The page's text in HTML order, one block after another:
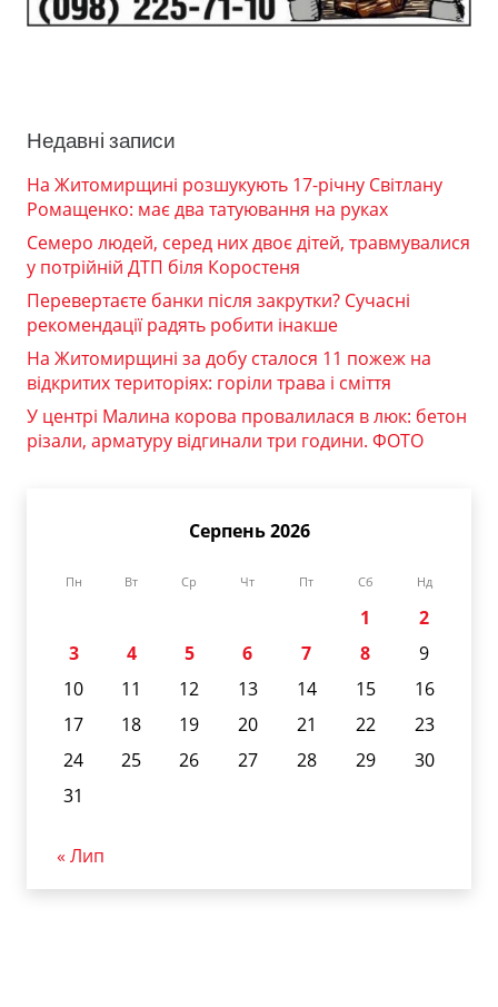
Недавні записи
На Житомирщині розшукують 17-річну Світлану
Ромащенко: має два татуювання на руках
Семеро людей, серед них двоє дітей, травмувалися
у потрійній ДТП біля Коростеня
Перевертаєте банки після закрутки? Сучасні
рекомендації радять робити інакше
На Житомирщині за добу сталося 11 пожеж на
відкритих територіях: горіли трава і сміття
У центрі Малина корова провалилася в люк: бетон
різали, арматуру відгинали три години. ФОТО
Серпень 2026
Пн Вт Ср Чт Пт Сб Нд
1
2
3
4 5 6 7 8
9
10
11 12 13 14 15
16
17
18 19 20 21 22
23
24
25 26 27 28 29
30
31
« Лип